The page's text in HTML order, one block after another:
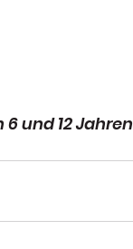
und 12 Jahren